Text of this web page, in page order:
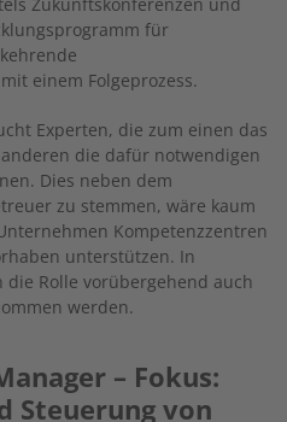
für
einem Folgeprozess.
Experten, die zum einen das
die dafür notwendigen
Dies neben dem
zu stemmen, wäre kaum
Kompetenzzentren
unterstützen. In
Rolle vorübergehend auch
werden.
– Fokus:
Steuerung von